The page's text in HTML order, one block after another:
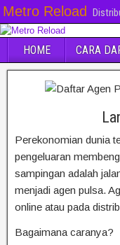
Metro Reload
HOME CARA
Perekonomian dunia
pengeluaran
sampingan adalah
menjadi agen pulsa.
online atau pada
Bagaimana caranya?